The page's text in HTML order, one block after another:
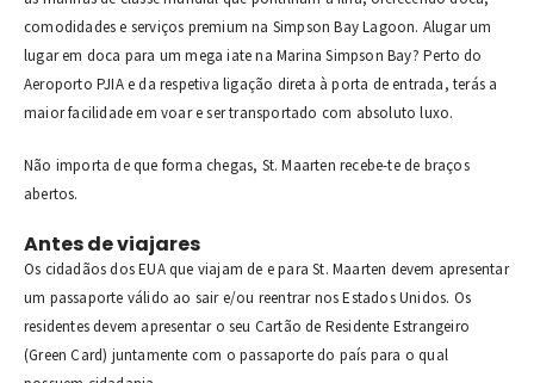
comodidades e serviços premium na Simpson Bay Lagoon. Alugar um
lugar em doca para um mega iate na Marina Simpson Bay? Perto do
Aeroporto PJIA e da respetiva ligação direta à porta de entrada, terás a
maior facilidade em voar e ser transportado com absoluto luxo.
Não importa de que forma chegas, St. Maarten recebe-te de braços
abertos.
Antes de viajares
Os cidadãos dos EUA que viajam de e para St. Maarten devem apresentar
um passaporte válido ao sair e/ou reentrar nos Estados Unidos. Os
residentes devem apresentar o seu Cartão de Residente Estrangeiro
(Green Card) juntamente com o passaporte do país para o qual